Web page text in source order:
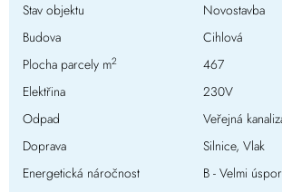
Stav objektu
Novostavba
Budova
Cihlová
Plocha parcely m2
467
Elektřina
230V
Odpad
Veřejná
Doprava
Silnice, Vlak
Energetická náročnost
B - Velmi